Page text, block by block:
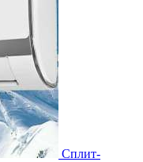
Сплит-